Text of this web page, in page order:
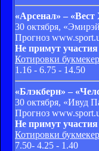
«Арсенал» – «Вест
30 октября,
Прогноз
Не примут
Котировки
1.16 - 6.75 - 14.50
«Блэкберн» –
30 октября, «Ивуд
Прогноз
Не примут
Котировки
7.50- 4.25 - 1.40